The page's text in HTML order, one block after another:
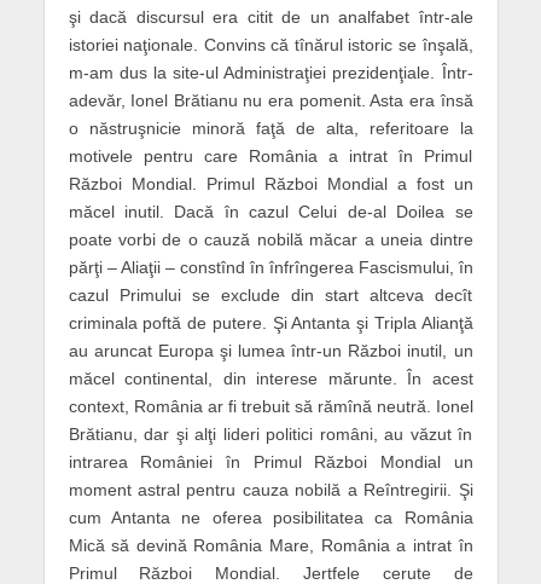
şi dacă discursul era citit de un analfabet într-ale
istoriei naţionale. Convins că tînărul istoric se înşală,
m-am dus la site-ul Administraţiei prezidenţiale. Într-
adevăr, Ionel Brătianu nu era pomenit. Asta era însă
o năstruşnicie minoră faţă de alta, referitoare la
motivele pentru care România a intrat în Primul
Război Mondial. Primul Război Mondial a fost un
măcel inutil. Dacă în cazul Celui de-al Doilea se
poate vorbi de o cauză nobilă măcar a uneia dintre
părţi – Aliaţii – constînd în înfrîngerea Fascismului, în
cazul Primului se exclude din start altceva decît
criminala poftă de putere. Şi Antanta şi Tripla Alianţă
au aruncat Europa şi lumea într-un Război inutil, un
măcel continental, din interese mărunte. În acest
context, România ar fi trebuit să rămînă neutră. Ionel
Brătianu, dar şi alţi lideri politici români, au văzut în
intrarea României în Primul Război Mondial un
moment astral pentru cauza nobilă a Reîntregirii. Şi
cum Antanta ne oferea posibilitatea ca România
Mică să devină România Mare, România a intrat în
Primul Război Mondial. Jertfele cerute de